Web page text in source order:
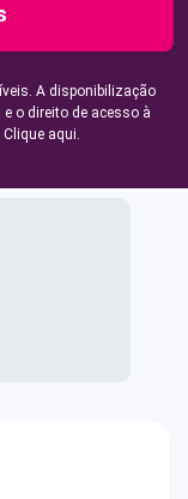
A disponibilização
o direito de acesso à
Clique aqui.